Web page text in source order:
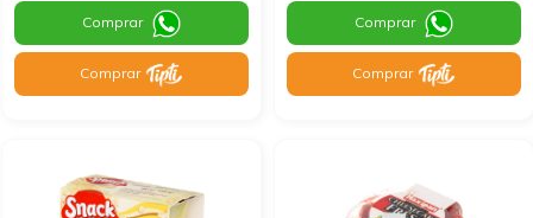
Comprar
Comprar
Comprar
Comprar